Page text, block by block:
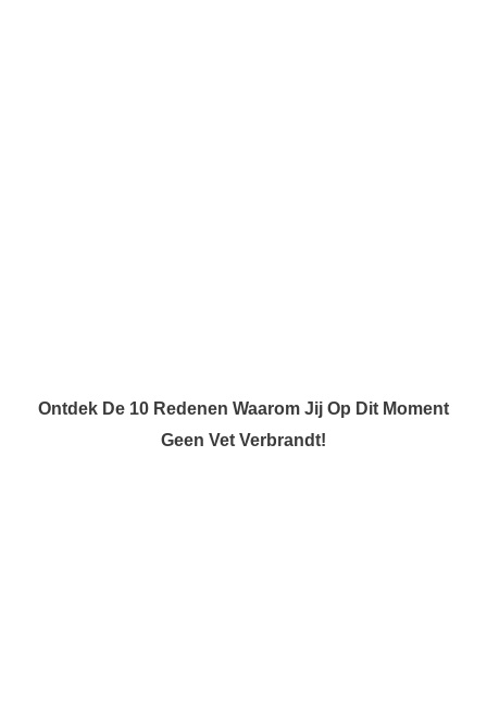
Ontdek De 10 Redenen Waarom Jij Op Dit Moment
Geen Vet Verbrandt!